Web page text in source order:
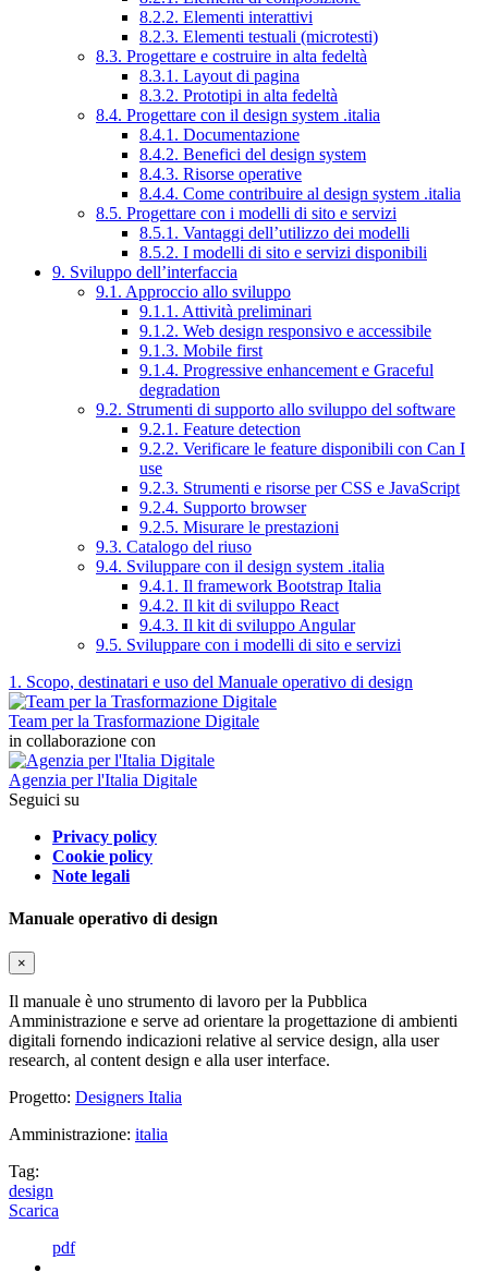
8.2.2. Elementi interattivi
8.2.3. Elementi testuali (microtesti)
8.3. Progettare e costruire in alta fedeltà
8.3.1. Layout di pagina
8.3.2. Prototipi in alta fedeltà
8.4. Progettare con il design system .italia
8.4.1. Documentazione
8.4.2. Benefici del design system
8.4.3. Risorse operative
8.4.4. Come contribuire al design system .italia
8.5. Progettare con i modelli di sito e servizi
8.5.1. Vantaggi dell’utilizzo dei modelli
8.5.2. I modelli di sito e servizi disponibili
9. Sviluppo dell’interfaccia
9.1. Approccio allo sviluppo
9.1.1. Attività preliminari
9.1.2. Web design responsivo e accessibile
9.1.3. Mobile first
9.1.4. Progressive enhancement e Graceful
degradation
9.2. Strumenti di supporto allo sviluppo del software
9.2.1. Feature detection
9.2.2. Verificare le feature disponibili con Can I
use
9.2.3. Strumenti e risorse per CSS e JavaScript
9.2.4. Supporto browser
9.2.5. Misurare le prestazioni
9.3. Catalogo del riuso
9.4. Sviluppare con il design system .italia
9.4.1. Il framework Bootstrap Italia
9.4.2. Il kit di sviluppo React
9.4.3. Il kit di sviluppo Angular
9.5. Sviluppare con i modelli di sito e servizi
1. Scopo, destinatari e uso del Manuale operativo di design
Team per la Trasformazione Digitale
in collaborazione con
Agenzia per l'Italia Digitale
Seguici su
Privacy policy
Cookie policy
Note legali
Manuale operativo di design
×
Il manuale è uno strumento di lavoro per la Pubblica
Amministrazione e serve ad orientare la progettazione di ambienti
digitali fornendo indicazioni relative al service design, alla user
research, al content design e alla user interface.
Progetto: Designers Italia
Amministrazione: italia
Tag:
design
Scarica
pdf